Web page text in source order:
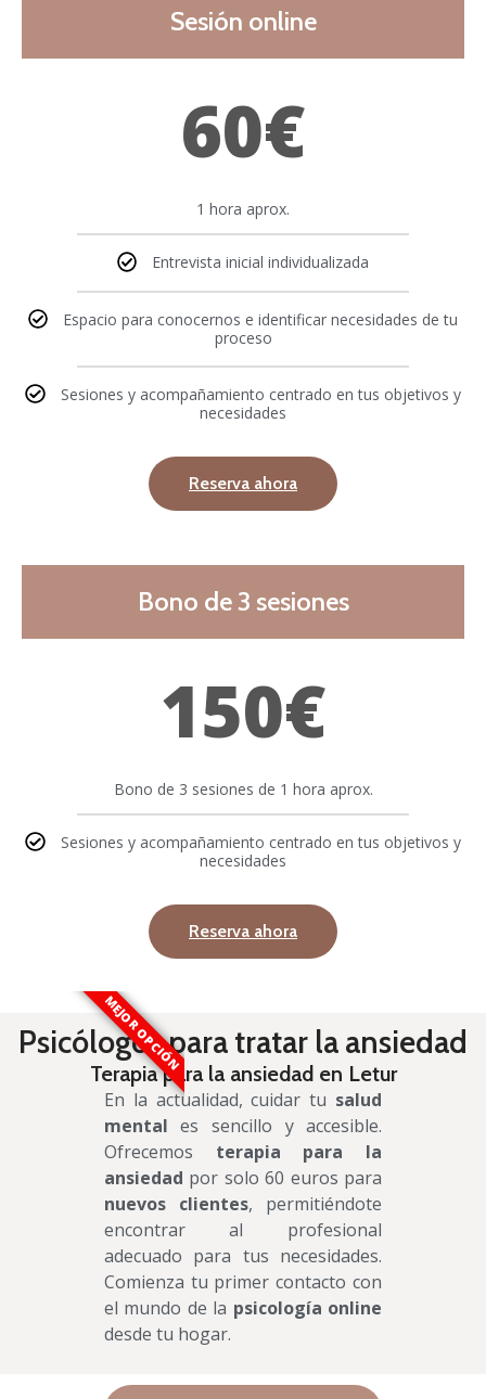
Sesión online
60€
1 hora aprox.
Entrevista inicial individualizada
Espacio para conocernos e identificar necesidades de tu
proceso
Sesiones y acompañamiento centrado en tus objetivos y
necesidades
Reserva ahora
Bono de 3 sesiones
150€
Bono de 3 sesiones de 1 hora aprox.
Sesiones y acompañamiento centrado en tus objetivos y
necesidades
Reserva ahora
MEJOR OPCIÓN
Psicólogos para tratar la ansiedad
Terapia para la ansiedad en Letur
En la actualidad, cuidar tu salud
mental es sencillo y accesible.
Ofrecemos terapia para la
ansiedad por solo 60 euros para
nuevos clientes, permitiéndote
encontrar al profesional
adecuado para tus necesidades.
Comienza tu primer contacto con
el mundo de la psicología online
desde tu hogar.